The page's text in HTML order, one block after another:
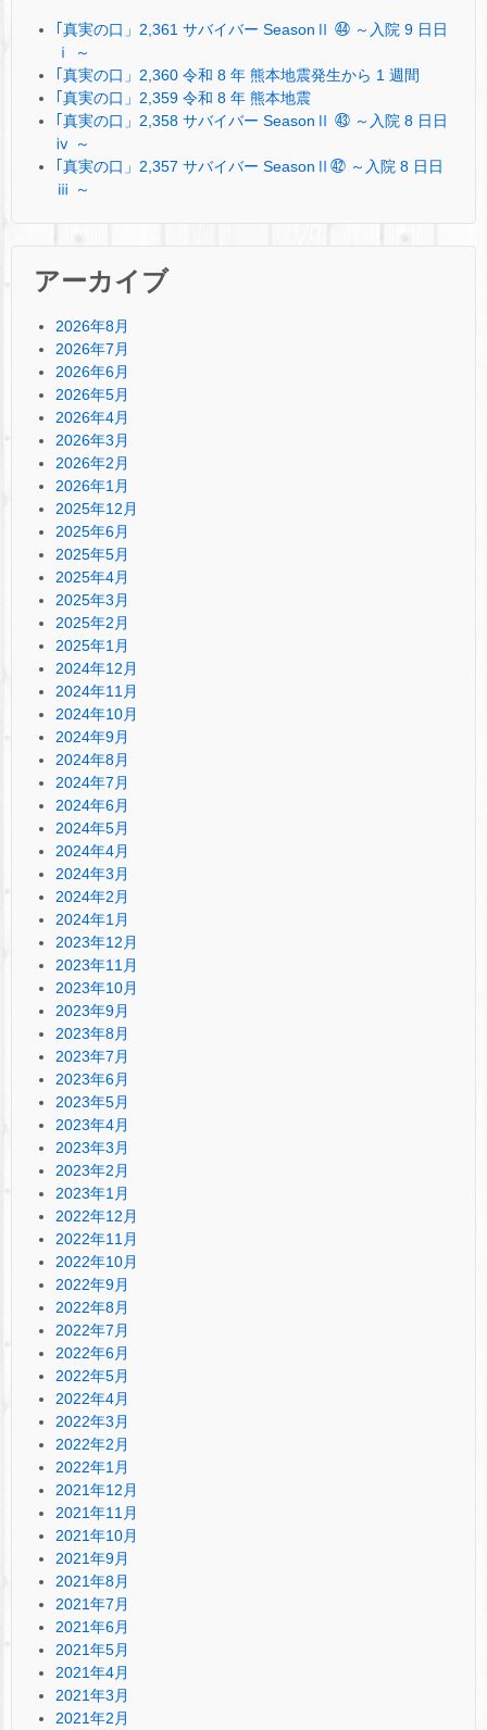
｢真実の口」2,361 サバイバー SeasonⅡ ㊹ ～入院 9 日日
ⅰ ～
｢真実の口」2,360 令和 8 年 熊本地震発生から 1 週間
｢真実の口」2,359 令和 8 年 熊本地震
｢真実の口」2,358 サバイバー SeasonⅡ ㊸ ～入院 8 日日
ⅳ ～
｢真実の口」2,357 サバイバー SeasonⅡ㊷ ～入院 8 日日
ⅲ ～
アーカイブ
2026年8月
2026年7月
2026年6月
2026年5月
2026年4月
2026年3月
2026年2月
2026年1月
2025年12月
2025年6月
2025年5月
2025年4月
2025年3月
2025年2月
2025年1月
2024年12月
2024年11月
2024年10月
2024年9月
2024年8月
2024年7月
2024年6月
2024年5月
2024年4月
2024年3月
2024年2月
2024年1月
2023年12月
2023年11月
2023年10月
2023年9月
2023年8月
2023年7月
2023年6月
2023年5月
2023年4月
2023年3月
2023年2月
2023年1月
2022年12月
2022年11月
2022年10月
2022年9月
2022年8月
2022年7月
2022年6月
2022年5月
2022年4月
2022年3月
2022年2月
2022年1月
2021年12月
2021年11月
2021年10月
2021年9月
2021年8月
2021年7月
2021年6月
2021年5月
2021年4月
2021年3月
2021年2月